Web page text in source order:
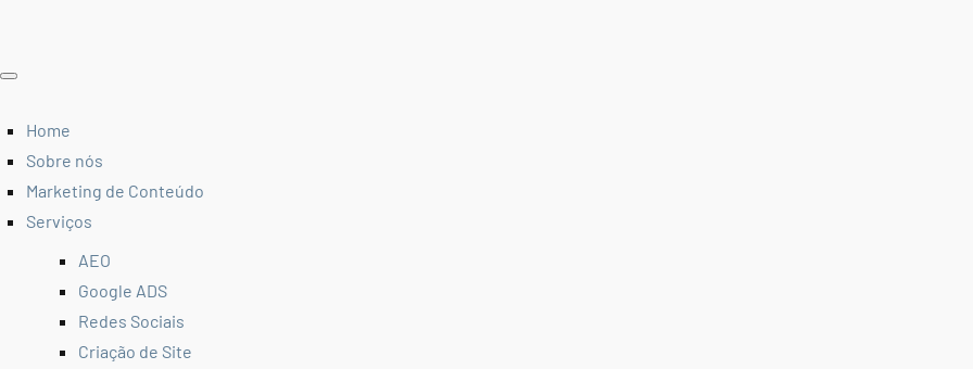
Home
Sobre nós
Marketing de Conteúdo
Serviços
AEO
Google ADS
Redes Sociais
Criação de Site